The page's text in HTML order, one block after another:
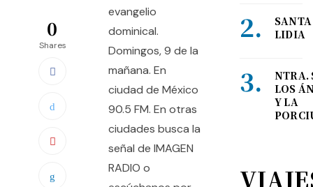
0
Shares
evangelio
dominical.
Domingos, 9 de la
mañana. En
ciudad de México
90.5 FM. En otras
ciudades busca la
señal de IMAGEN
RADIO o
SANTA
LIDIA
NTRA.
LOS
Y LA